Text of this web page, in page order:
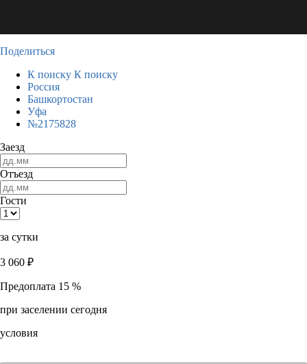
Поделиться
К поиску К поиску
Россия
Башкортостан
Уфа
№2175828
Заезд
Отъезд
Гости
за сутки
3 060 ₽
Предоплата 15 %
при заселении сегодня
условия